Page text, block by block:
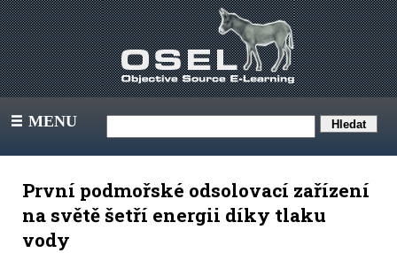
III MENU
První podmořské odsolovací zařízení
na světě šetří energii díky tlaku
vody